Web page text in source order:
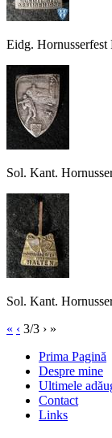
Eidg.
Sol. Kant.
Sol. Kant.
« ‹ 3/3 › »
Prima Pagină
Despre mine
Ultimele
Contact
Links